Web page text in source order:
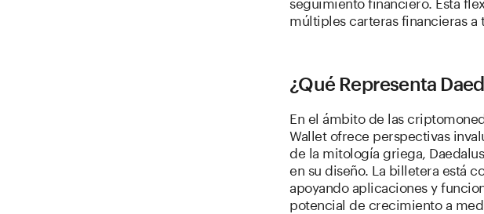
múltiples carteras financieras a
¿Qué Representa
En el ámbito de las
Wallet ofrece perspectivas
de la mitología griega,
en su diseño. La billetera está
apoyando aplicaciones y
potencial de crecimiento a